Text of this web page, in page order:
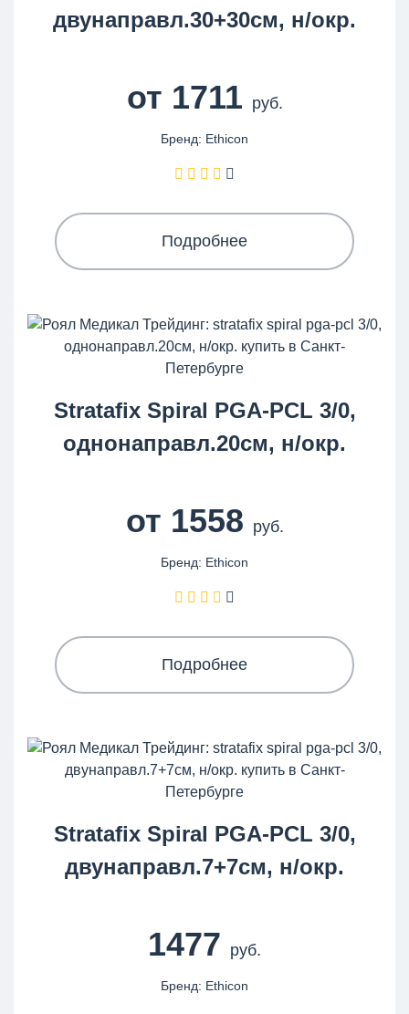
двунаправл.30+30см, н/окр.
от 1711 руб.
Бренд: Ethicon
Подробнее
Stratafix Spiral PGA-PCL 3/0,
однонаправл.20см, н/окр.
от 1558 руб.
Бренд: Ethicon
Подробнее
Stratafix Spiral PGA-PCL 3/0,
двунаправл.7+7см, н/окр.
1477 руб.
Бренд: Ethicon